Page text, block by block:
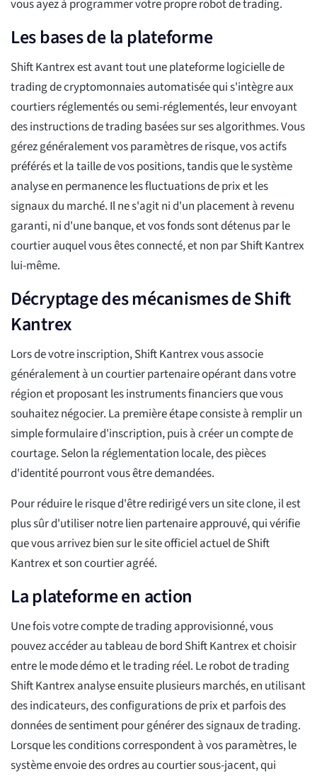
vous ayez à programmer votre propre robot de trading.
Les bases de la plateforme
Shift Kantrex est avant tout une plateforme logicielle de
trading de cryptomonnaies automatisée qui s'intègre aux
courtiers réglementés ou semi-réglementés, leur envoyant
des instructions de trading basées sur ses algorithmes. Vous
gérez généralement vos paramètres de risque, vos actifs
préférés et la taille de vos positions, tandis que le système
analyse en permanence les fluctuations de prix et les
signaux du marché. Il ne s'agit ni d'un placement à revenu
garanti, ni d'une banque, et vos fonds sont détenus par le
courtier auquel vous êtes connecté, et non par Shift Kantrex
lui-même.
Décryptage des mécanismes de Shift
Kantrex
Lors de votre inscription, Shift Kantrex vous associe
généralement à un courtier partenaire opérant dans votre
région et proposant les instruments financiers que vous
souhaitez négocier. La première étape consiste à remplir un
simple formulaire d'inscription, puis à créer un compte de
courtage. Selon la réglementation locale, des pièces
d'identité pourront vous être demandées.
Pour réduire le risque d'être redirigé vers un site clone, il est
plus sûr d'utiliser notre lien partenaire approuvé, qui vérifie
que vous arrivez bien sur le site officiel actuel de Shift
Kantrex et son courtier agréé.
La plateforme en action
Une fois votre compte de trading approvisionné, vous
pouvez accéder au tableau de bord Shift Kantrex et choisir
entre le mode démo et le trading réel. Le robot de trading
Shift Kantrex analyse ensuite plusieurs marchés, en utilisant
des indicateurs, des configurations de prix et parfois des
données de sentiment pour générer des signaux de trading.
Lorsque les conditions correspondent à vos paramètres, le
système envoie des ordres au courtier sous-jacent, qui